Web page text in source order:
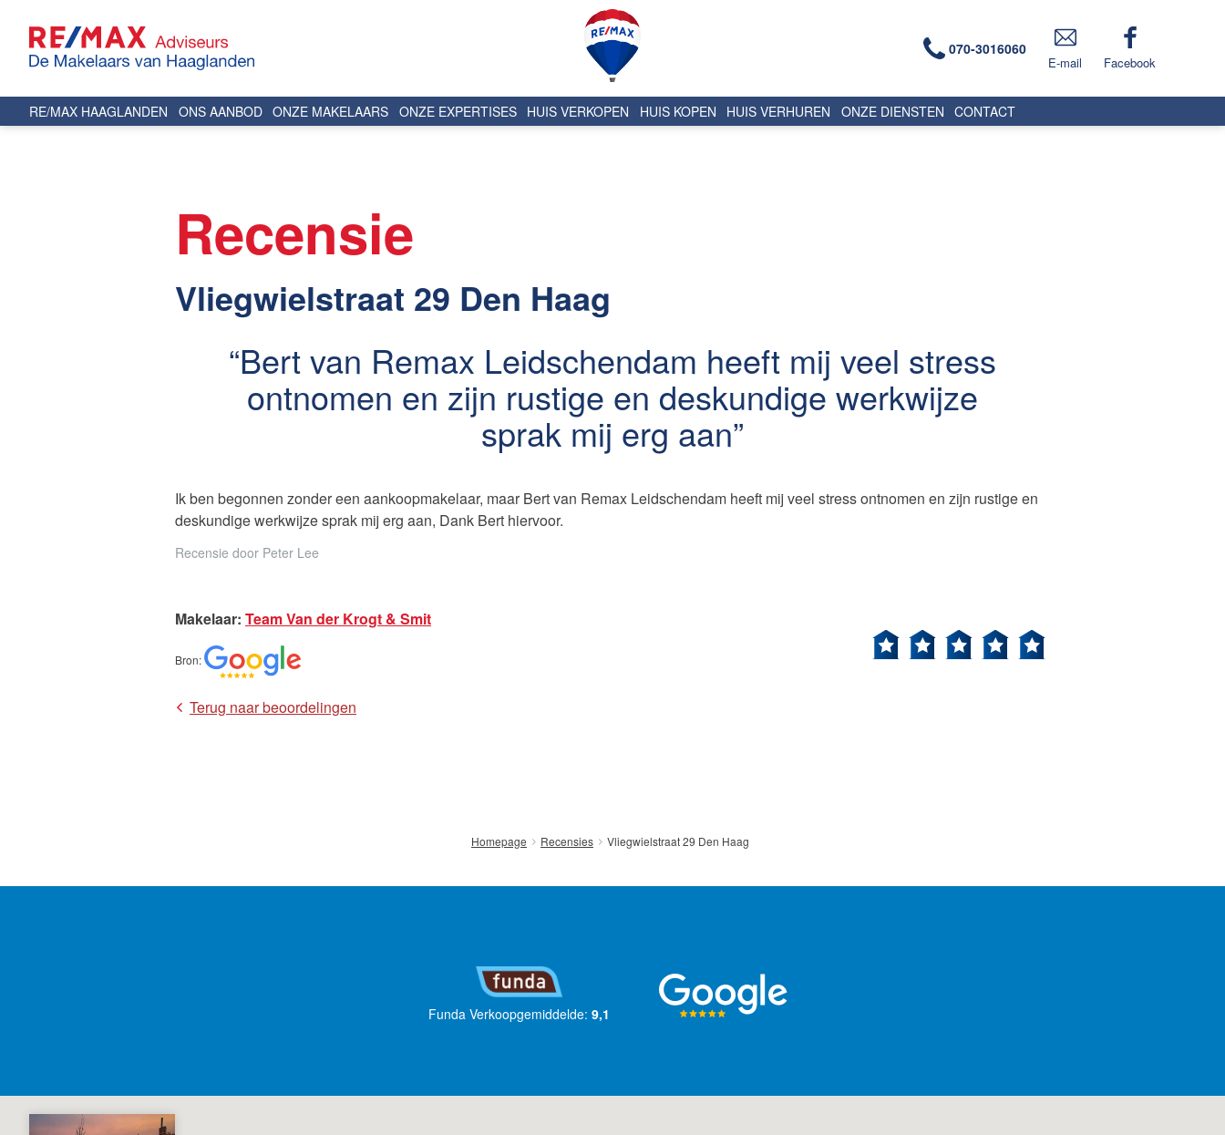
070-3016060
E-mail Facebook
RE/MAX HAAGLANDEN ONS AANBOD ONZE MAKELAARS ONZE EXPERTISES HUIS VERKOPEN HUIS KOPEN HUIS VERHUREN ONZE DIENSTEN CONTACT
Recensie
Vliegwielstraat 29 Den Haag
Bert van Remax Leidschendam heeft mij veel stress
ontnomen en zijn rustige en deskundige werkwijze
sprak mij erg aan
Ik ben begonnen zonder een aankoopmakelaar, maar Bert van Remax Leidschendam heeft mij veel stress ontnomen en zijn rustige en
deskundige werkwijze sprak mij erg aan, Dank Bert hiervoor.
Recensie door Peter Lee
Makelaar: Team Van der Krogt & Smit
Bron:
Terug naar beoordelingen
Homepage Recensies Vliegwielstraat 29 Den Haag
Funda Verkoopgemiddelde: 9,1